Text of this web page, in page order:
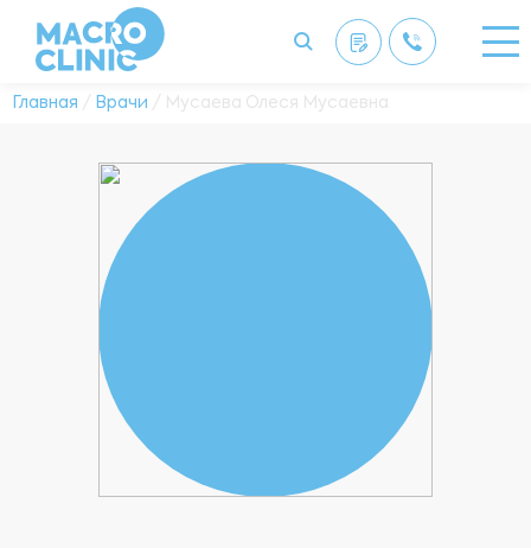
Главная / Врачи / Мусаева Олеся Мусаевна